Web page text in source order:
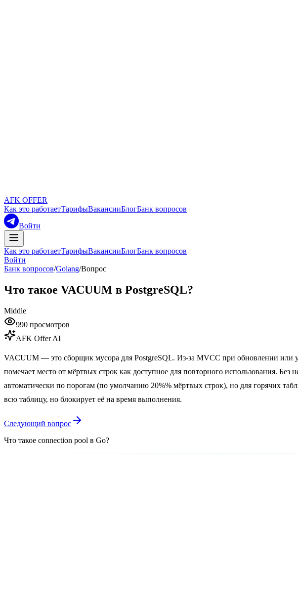
AFK OFFER
Как это работаетТарифыВакансииБлогБанк вопросов
Войти
Как это работаетТарифыВакансииБлогБанк вопросов
Войти
Банк вопросов/Golang/Вопрос
Что такое VACUUM в PostgreSQL?
Middle
990 просмотров
AFK Offer AI
VACUUM — это сборщик мусора для PostgreSQL. Из-за MVCC при обновлении или
помечает место от мёртвых строк как доступное для повторного использования. Без
автоматически по порогам (по умолчанию 20%% мёртвых строк), но для горячих
всю таблицу, но блокирует её на время выполнения.
Следующий вопрос
Что такое connection pool в Go?